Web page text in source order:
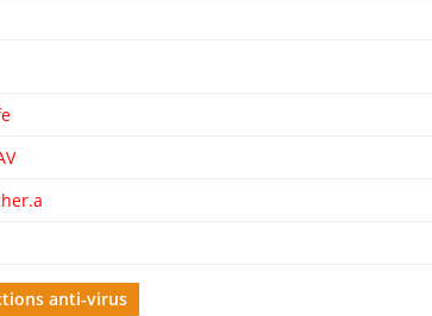
anti-virus